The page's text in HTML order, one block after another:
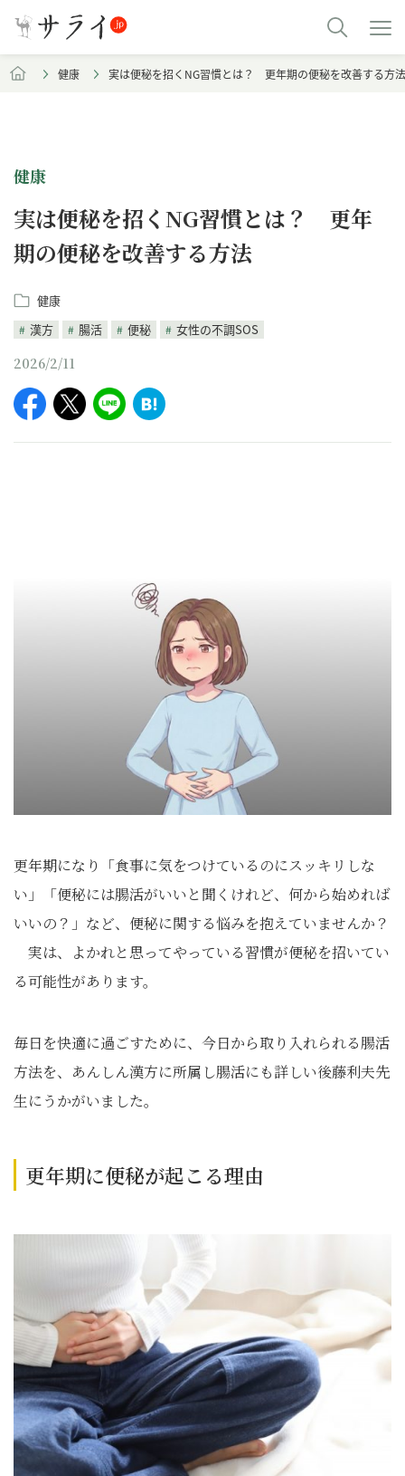
健康 実は便秘を招くNG習慣とは？ 更年期の便秘を改善する方法
健康
実は便秘を招くNG習慣とは？ 更年
期の便秘を改善する方法
健康
漢方
腸活 便秘 女性の不調SOS
2026/2/11
更年期になり「食事に気をつけているのにスッキリしな
い」「便秘には腸活がいいと聞くけれど、何から始めれば
いいの？」など、便秘に関する悩みを抱えていませんか？
実は、よかれと思ってやっている習慣が便秘を招いてい
る可能性があります。
毎日を快適に過ごすために、今日から取り入れられる腸活
方法を、あんしん漢方に所属し腸活にも詳しい後藤利夫先
生にうかがいました。
更年期に便秘が起こる理由